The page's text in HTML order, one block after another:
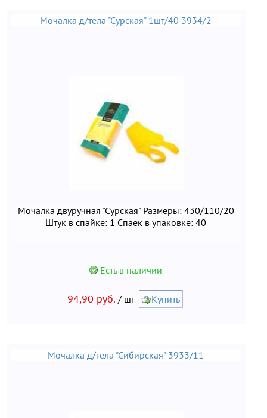
Мочалка д/тела "Сурская" 1шт/40 3934/2
Мочалка двуручная "Сурская" Размеры: 430/110/20
Штук в спайке: 1 Спаек в упаковке: 40
Есть в наличии
94,90 руб. / шт Купить
Мочалка д/тела "Сибирская" 3933/11